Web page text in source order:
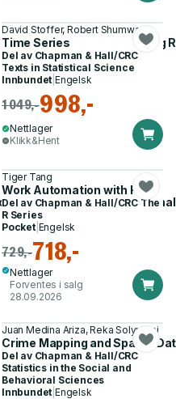
Outcomes Using R
David Stoffer, Robert Shumway
Time Series
Del av Chapman & Hall/CRC
Texts in Statistical Science
Innbundet |Engelsk
1 049,-998,-
Nettlager
Klikk&Hent
for Criminology and
Tiger Tang
Work Automation with R
Del av Chapman & Hall/CRC The
R Series
Pocket| Engelsk
729,-718,-
Nettlager
Forventes i salg
28.09.2026
Juan Medina Ariza, Reka Solymosi
Crime Mapping and Spatial
Del av Chapman & Hall/CRC
Statistics in the Social and
Behavioral Sciences
Innbundet |Engelsk